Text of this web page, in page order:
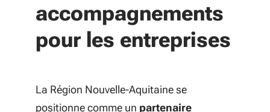
accompagnements
pour les entreprises
La Région Nouvelle-Aquitaine se
positionne comme un partenaire